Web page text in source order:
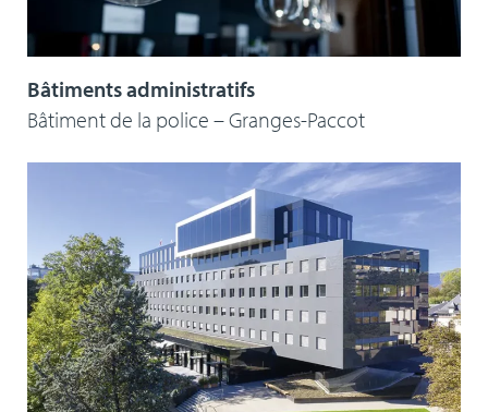
Bâtiments administratifs
Bâtiment de la police – Granges-Paccot